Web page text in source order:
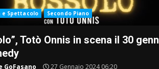
e Spettacolo Secondo Piano
Totò Onnis in scena il 30
GoFasano 27 Gennaio 2024 06:20